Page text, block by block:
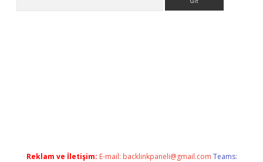
Reklam ve İletişim: E-mail: backlinkpaneli@gmail.com Teams: